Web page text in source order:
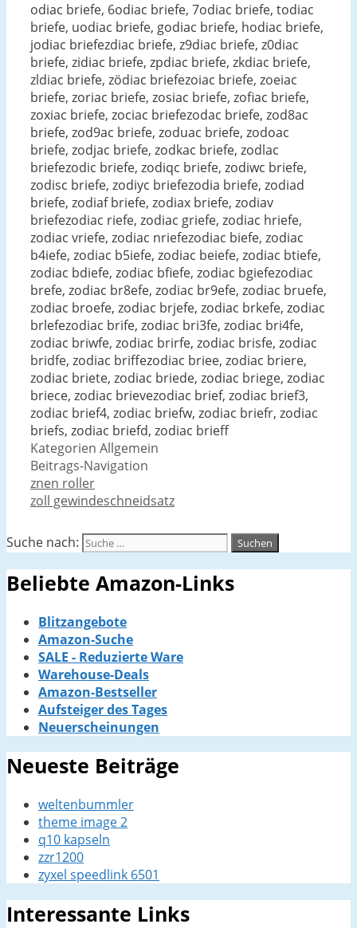
odiac briefe, 6odiac briefe, 7odiac briefe, todiac
briefe, uodiac briefe, godiac briefe, hodiac briefe,
jodiac briefezdiac briefe, z9diac briefe, z0diac
briefe, zidiac briefe, zpdiac briefe, zkdiac briefe,
zldiac briefe, zödiac briefezoiac briefe, zoeiac
briefe, zoriac briefe, zosiac briefe, zofiac briefe,
zoxiac briefe, zociac briefezodac briefe, zod8ac
briefe, zod9ac briefe, zoduac briefe, zodoac
briefe, zodjac briefe, zodkac briefe, zodlac
briefezodic briefe, zodiqc briefe, zodiwc briefe,
zodisc briefe, zodiyc briefezodia briefe, zodiad
briefe, zodiaf briefe, zodiax briefe, zodiav
briefezodiac riefe, zodiac griefe, zodiac hriefe,
zodiac vriefe, zodiac nriefezodiac biefe, zodiac
b4iefe, zodiac b5iefe, zodiac beiefe, zodiac btiefe,
zodiac bdiefe, zodiac bfiefe, zodiac bgiefezodiac
brefe, zodiac br8efe, zodiac br9efe, zodiac bruefe,
zodiac broefe, zodiac brjefe, zodiac brkefe, zodiac
brlefezodiac brife, zodiac bri3fe, zodiac bri4fe,
zodiac briwfe, zodiac brirfe, zodiac brisfe, zodiac
bridfe, zodiac briffezodiac briee, zodiac briere,
zodiac briete, zodiac briede, zodiac briege, zodiac
briece, zodiac brievezodiac brief, zodiac brief3,
zodiac brief4, zodiac briefw, zodiac briefr, zodiac
briefs, zodiac briefd, zodiac brieff
Kategorien Allgemein
Beitrags-Navigation
znen roller
zoll gewindeschneidsatz
Suche nach:
Beliebte Amazon-Links
Blitzangebote
Amazon-Suche
SALE - Reduzierte Ware
Warehouse-Deals
Amazon-Bestseller
Aufsteiger des Tages
Neuerscheinungen
Neueste Beiträge
weltenbummler
theme image 2
q10 kapseln
zzr1200
zyxel speedlink 6501
Interessante Links